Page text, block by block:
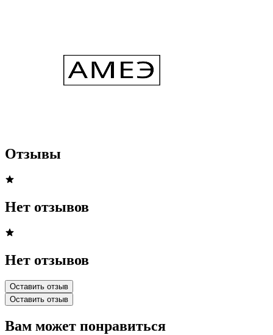
Отзывы
Нет отзывов
Нет отзывов
Оставить отзыв
Оставить отзыв
Вам может понравиться